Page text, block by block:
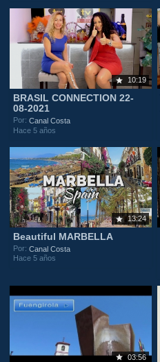
10:19
BRASIL CONNECTION 22-
08-2021
Por:Canal Costa
Hace 5 años
13:24
Beautiful MARBELLA
Por:Canal Costa
Hace 5 años
03:56